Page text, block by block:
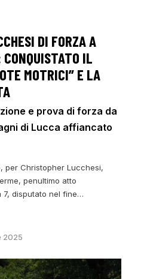
DI FORZA A
IL
MOTRICI” E LA
e prova di forza da
di Lucca affiancato
per Christopher Lucchesi,
penultimo atto
7, disputato nel fine…
2025